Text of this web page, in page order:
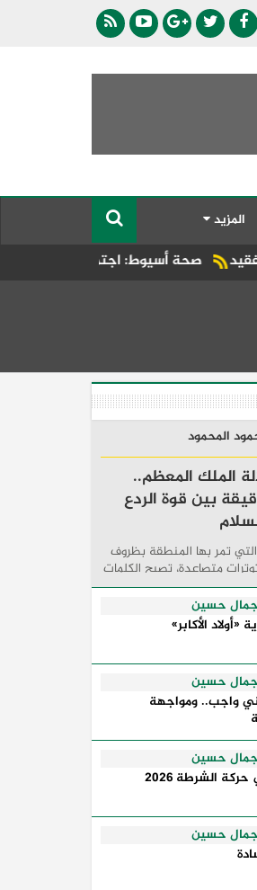
المزيد
اجتماع موسع بالإدارة الصحية
المحمود
الملك المعظم..
بين قوة الردع
تمر بها المنطقة بظروف
متصاعدة، تصبح الكلمات
من مجرد مواقف معلنة؛ فهي
الدول، وكيفية إدارتها
التي تفصل بين القوة ...
جمال حسين
الأكابر»
جمال حسين
واجب.. ومواجهة
جمال حسين
الشرطة 2026
جمال حسين